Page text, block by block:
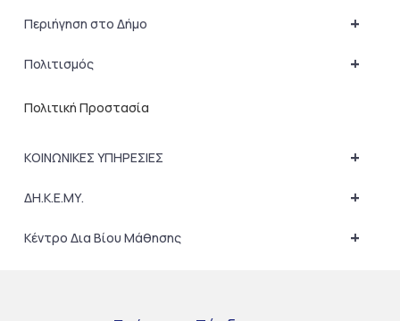
+
Περιήγηση στο Δήμο
+
Πολιτισμός
Πολιτική Προστασία
+
ΚΟΙΝΩΝΙΚΕΣ ΥΠΗΡΕΣΙΕΣ
+
ΔΗ.Κ.Ε.ΜΥ.
+
Κέντρο Δια Βίου Μάθησης